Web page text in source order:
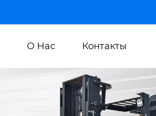
О Нас Контакты